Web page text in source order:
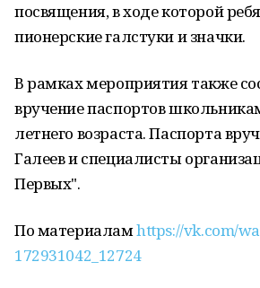
посвящения, в ходе которой
пионерские галстуки и значки.
В рамках мероприятия также
вручение паспортов
летнего возраста. Паспорта
Галеев и специалисты
Первых".
По материаламhttps://vk.com/
172931042_12724